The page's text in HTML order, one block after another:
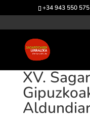
+34 943 550 575
XV.